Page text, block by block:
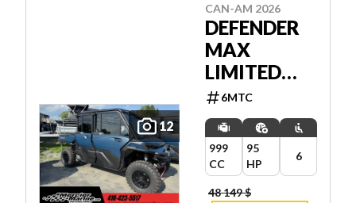
12
CAN-AM 2026
DEFENDER
MAX
LIMITED
HD11
6MTC
999
CC
95
HP
6
48 149 $